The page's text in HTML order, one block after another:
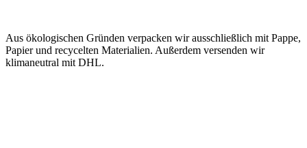
Aus ökologischen Gründen verpacken wir ausschließlich mit Pappe,
Papier und recycelten Materialien. Außerdem versenden wir
klimaneutral mit DHL.